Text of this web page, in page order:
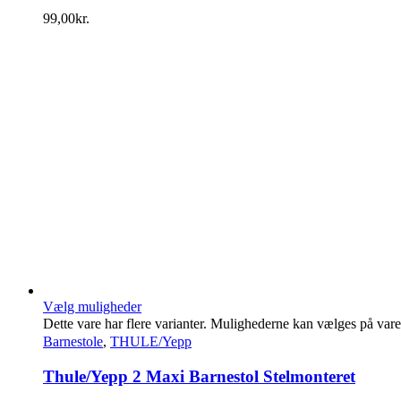
99,00kr.
Vælg muligheder
Dette vare har flere varianter. Mulighederne kan vælges på
Barnestole, THULE/Yepp
Thule/Yepp 2 Maxi Barnestol Stelmonteret